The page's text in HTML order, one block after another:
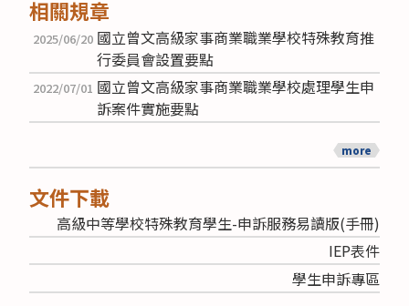
相關規章
國立曾文高級家事商業職業學校特殊教育推
行委員會設置要點
2025/06/20
國立曾文高級家事商業職業學校處理學生申
訴案件實施要點
2022/07/01
more
文件下載
高級中等學校特殊教育學生-申訴服務易讀版(手冊)
IEP表件
學生申訴專區